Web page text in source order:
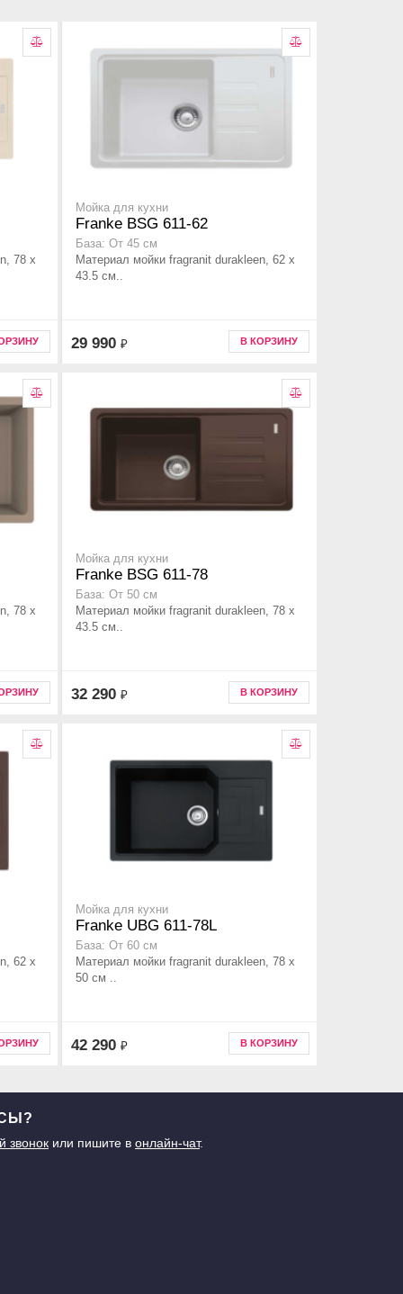
78 x
Мойка для кухни
Franke BSG 611-62
База: От 45 см
Материал мойки fragranit durakleen, 62 x
43.5 см..
29 990 ₽ В КОРЗИНУ
78 x
Мойка для кухни
Franke BSG 611-78
База: От 50 см
Материал мойки fragranit durakleen, 78 x
43.5 см..
32 290 ₽ В КОРЗИНУ
62 x
Мойка для кухни
Franke UBG 611-78L
База: От 60 см
Материал мойки fragranit durakleen, 78 x
50 см ..
42 290 ₽ В КОРЗИНУ
звонокили пишите в онлайн-чат.